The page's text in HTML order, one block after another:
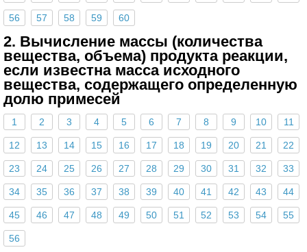
56 57 58 59 60
2. Вычисление массы (количества
вещества, объема) продукта реакции,
если известна масса исходного
вещества, содержащего определенную
долю примесей
1 2 3 4 5 6 7 8 9 10 11
12 13 14 15 16 17 18 19 20 21 22
23 24 25 26 27 28 29 30 31 32 33
34 35 36 37 38 39 40 41 42 43 44
45 46 47 48 49 50 51 52 53 54 55
56